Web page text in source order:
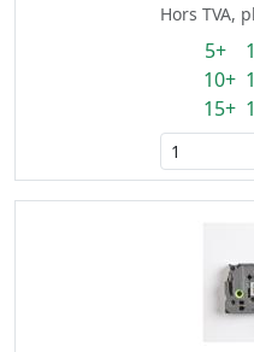
Hors TVA,
5+
10+
15+